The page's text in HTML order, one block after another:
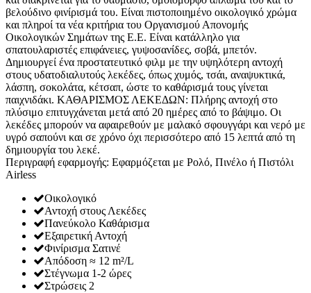
βελούδινο φινίρισμά του. Είναι πιστοποιημένο οικολογικό χρώμα
και πληροί τα νέα κριτήρια του Οργανισμού Απονομής
Οικολογικών Σημάτων της Ε.Ε. Είναι κατάλληλο για
σπατουλαριστές επιφάνειες, γυψοσανίδες, σοβά, μπετόν.
Δημιουργεί ένα προστατευτικό φιλμ με την υψηλότερη αντοχή
στους υδατοδιαλυτούς λεκέδες, όπως χυμός, τσάι, αναψυκτικά,
λάσπη, σοκολάτα, κέτσαπ, ώστε το καθάρισμά τους γίνεται
παιχνιδάκι. ΚΑΘΑΡΙΣΜΟΣ ΛΕΚΕΔΩΝ: Πλήρης αντοχή στο
πλύσιμο επιτυγχάνεται μετά από 20 ημέρες από το βάψιμο. Οι
λεκέδες μπορούν να αφαιρεθούν με μαλακό σφουγγάρι και νερό με
υγρό σαπούνι και σε χρόνο όχι περισσότερο από 15 λεπτά από τη
δημιουργία του λεκέ.
Περιγραφή εφαρμογής: Εφαρμόζεται με Ρολό, Πινέλο ή Πιστόλι
Airless
Οικολογικό
Αντοχή στους Λεκέδες
Πανεύκολο Καθάρισμα
Εξαιρετική Αντοχή
Φινίρισμα Σατινέ
Απόδοση ≈ 12 m²/L
Στέγνωμα 1-2 ώρες
Στρώσεις 2